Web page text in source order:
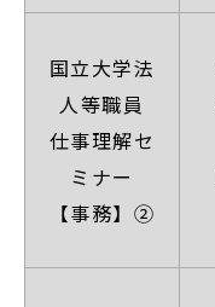
国立大学法
人等職員
仕事理解セ
ミナー
【事務】②